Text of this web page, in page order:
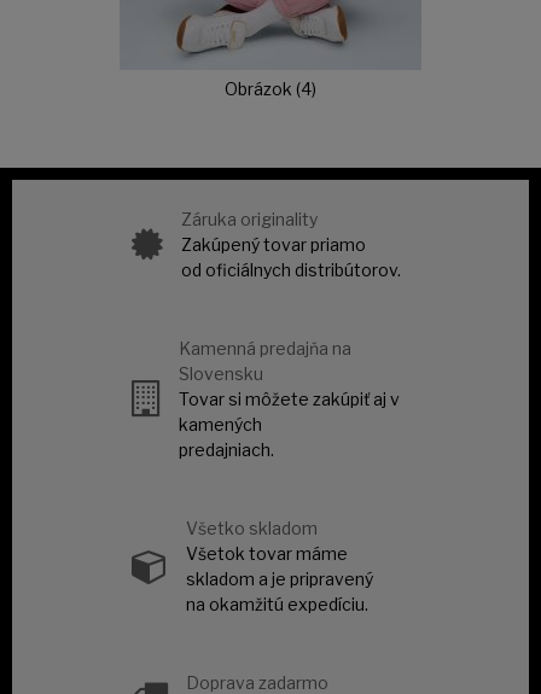
Obrázok (4)
Záruka originality
Zakúpený tovar priamo
od oficiálnych distribútorov.
Kamenná predajňa na
Slovensku
Tovar si môžete zakúpiť aj v
kamených
predajniach.
Všetko skladom
Všetok tovar máme
skladom a je pripravený
na okamžitú expedíciu.
Doprava zadarmo